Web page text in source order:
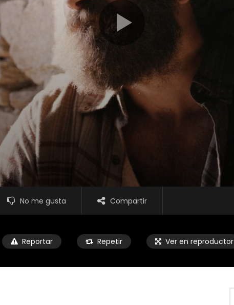
No me gusta Compartir
Reportar Repetir Ver en reproductor